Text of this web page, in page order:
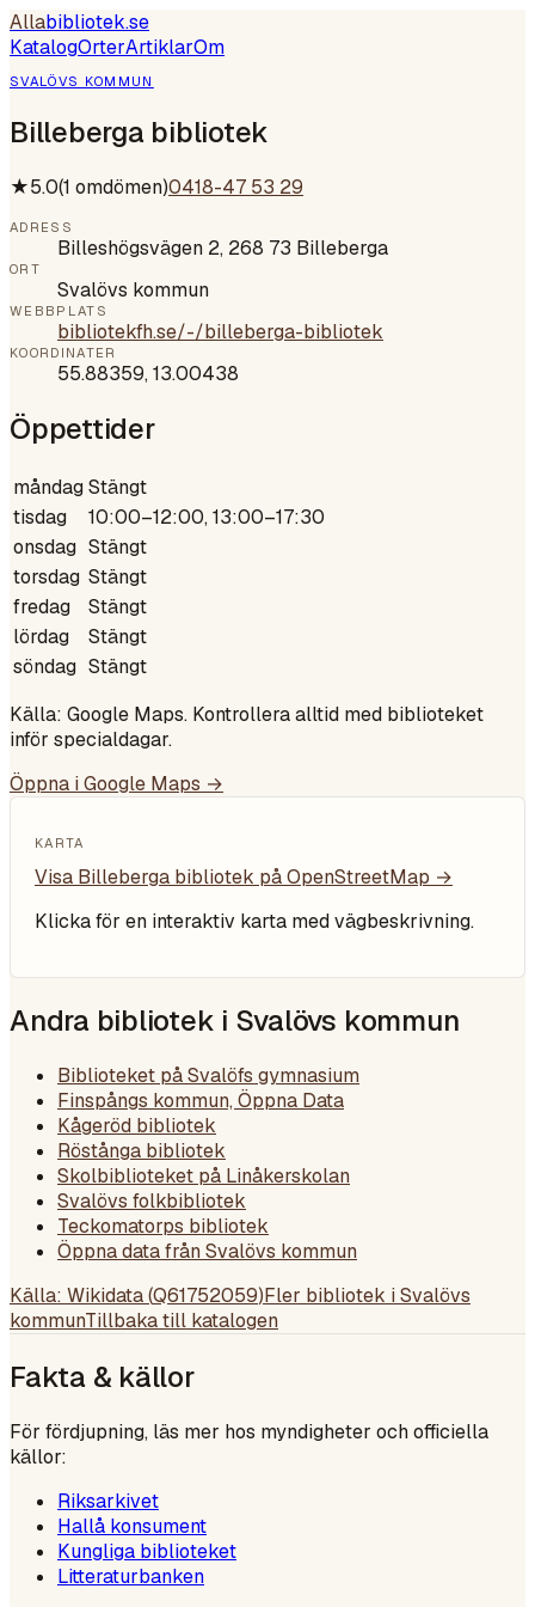
Allabibliotek.se
KatalogOrterArtiklarOm
SVALÖVS KOMMUN
Billeberga bibliotek
★5.0(1 omdömen)0418-47 53 29
ADRESS
Billeshögsvägen 2, 268 73 Billeberga
ORT
Svalövs kommun
WEBBPLATS
bibliotekfh.se/-/billeberga-bibliotek
KOORDINATER
55.88359,13.00438
Öppettider
måndagStängt
tisdag
10:00–12:00, 13:00–17:30
onsdag Stängt
torsdag Stängt
fredag
Stängt
lördag
Stängt
söndag Stängt
Källa: Google Maps. Kontrollera alltid med biblioteket
inför specialdagar.
Öppna i Google Maps →
KARTA
Visa Billeberga bibliotek på OpenStreetMap →
Klicka för en interaktiv karta med vägbeskrivning.
Andra bibliotek i Svalövs kommun
Biblioteket på Svalöfs gymnasium
Finspångs kommun, Öppna Data
Kågeröd bibliotek
Röstånga bibliotek
Skolbiblioteket på Linåkerskolan
Svalövs folkbibliotek
Teckomatorps bibliotek
Öppna data från Svalövs kommun
Källa: Wikidata (Q61752059)Fler bibliotek i Svalövs
kommunTillbaka till katalogen
Fakta & källor
För fördjupning, läs mer hos myndigheter och officiella
källor:
Riksarkivet
Hallå konsument
Kungliga biblioteket
Litteraturbanken